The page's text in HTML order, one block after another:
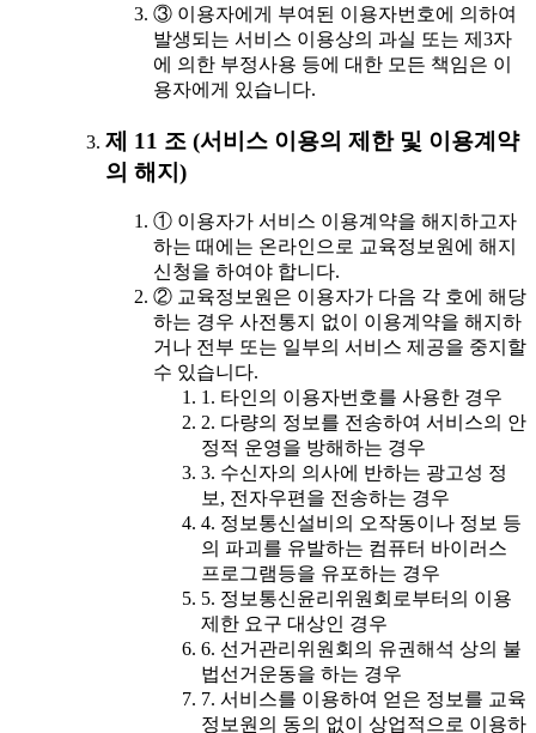
③ 이용자에게 부여된 이용자번호에 의하여
발생되는 서비스 이용상의 과실 또는 제3자
에 의한 부정사용 등에 대한 모든 책임은 이
용자에게 있습니다.
제 11 조 (서비스 이용의 제한 및 이용계약
의 해지)
① 이용자가 서비스 이용계약을 해지하고자
하는 때에는 온라인으로 교육정보원에 해지
신청을 하여야 합니다.
② 교육정보원은 이용자가 다음 각 호에 해당
하는 경우 사전통지 없이 이용계약을 해지하
거나 전부 또는 일부의 서비스 제공을 중지할
수 있습니다.
1. 타인의 이용자번호를 사용한 경우
2. 다량의 정보를 전송하여 서비스의 안
정적 운영을 방해하는 경우
3. 수신자의 의사에 반하는 광고성 정
보, 전자우편을 전송하는 경우
4. 정보통신설비의 오작동이나 정보 등
의 파괴를 유발하는 컴퓨터 바이러스
프로그램등을 유포하는 경우
5. 정보통신윤리위원회로부터의 이용
제한 요구 대상인 경우
6. 선거관리위원회의 유권해석 상의 불
법선거운동을 하는 경우
7. 서비스를 이용하여 얻은 정보를 교육
정보원의 동의 없이 상업적으로 이용하